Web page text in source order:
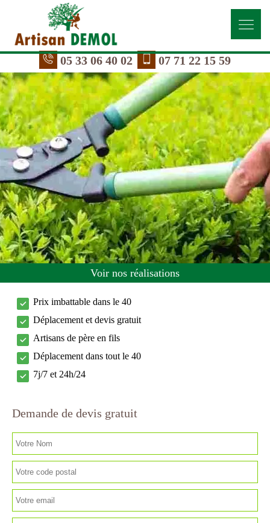
05 33 06 40 02 07 71 22 15 59
Voir nos réalisations
Prix imbattable dans le 40
Déplacement et devis gratuit
Artisans de père en fils
Déplacement dans tout le 40
7j/7 et 24h/24
Demande de devis gratuit